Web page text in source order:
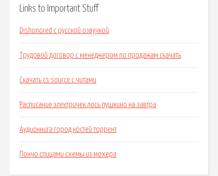
Links to Important Stuff
Dishonored с русской озвучкой
Трудовой договор с менеджером по продажам скачать
Скачать cs source с читами
Расписание электричек лось пушкино на завтра
Аудиокнига город костей торрент
Пончо спицами схемы из мохера